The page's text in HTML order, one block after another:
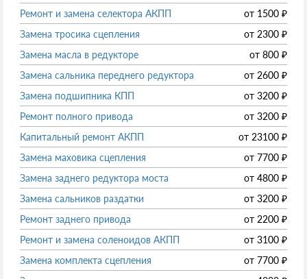
Ремонт и замена селектора АКПП
от 1500 ₽
Замена тросика сцепления
от 2300 ₽
Замена масла в редукторе
от 800 ₽
Замена сальника переднего редуктора
от 2600 ₽
Замена подшипника КПП
от 3200 ₽
Ремонт полного привода
от 3200 ₽
Капитальный ремонт АКПП
от 23100 ₽
Замена маховика сцепления
от 7700 ₽
Замена заднего редуктора моста
от 4800 ₽
Замена сальников раздатки
от 3200 ₽
Ремонт заднего привода
от 2200 ₽
Ремонт и замена соленоидов АКПП
от 3100 ₽
Замена комплекта сцепления
от 7700 ₽